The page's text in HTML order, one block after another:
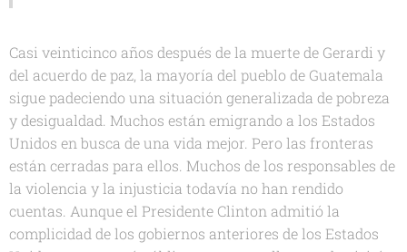
Casi veinticinco años después de la muerte de Gerardi y
del acuerdo de paz, la mayoría del pueblo de Guatemala
sigue padeciendo una situación generalizada de pobreza
y desigualdad. Muchos están emigrando a los Estados
Unidos en busca de una vida mejor. Pero las fronteras
están cerradas para ellos. Muchos de los responsables de
la violencia y la injusticia todavía no han rendido
cuentas. Aunque el Presidente Clinton admitió la
complicidad de los gobiernos anteriores de los Estados